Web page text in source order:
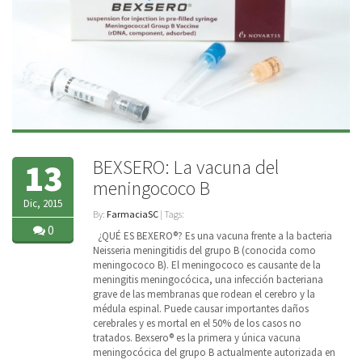
13
Dic, 2015
0
BEXSERO: La vacuna del
meningococo B
By: FarmaciaSC | Tags:
¿QUÉ ES BEXERO®? Es una vacuna frente a la bacteria
Neisseria meningitidis del grupo B (conocida como
meningococo B). El meningococo es causante de la
meningitis meningocócica, una infección bacteriana
grave de las membranas que rodean el cerebro y la
médula espinal. Puede causar importantes daños
cerebrales y es mortal en el 50% de los casos no
tratados. Bexsero® es la primera y única vacuna
meningocócica del grupo B actualmente autorizada en